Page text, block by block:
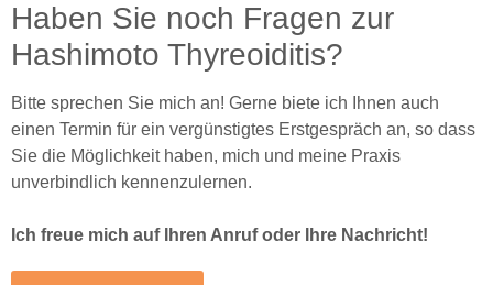
Haben Sie noch Fragen zur
Hashimoto Thyreoiditis?
Bitte sprechen Sie mich an! Gerne biete ich Ihnen auch
einen Termin für ein vergünstigtes Erstgespräch an, so dass
Sie die Möglichkeit haben, mich und meine Praxis
unverbindlich kennenzulernen.
Ich freue mich auf Ihren Anruf oder Ihre Nachricht!